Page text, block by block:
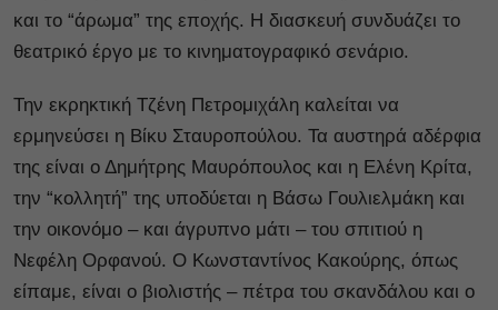
και το “άρωμα” της εποχής. Η διασκευή συνδυάζει το
θεατρικό έργο με το κινηματογραφικό σενάριο.
Την εκρηκτική Τζένη Πετρομιχάλη καλείται να
ερμηνεύσει η Βίκυ Σταυροπούλου. Τα αυστηρά αδέρφια
της είναι ο Δημήτρης Μαυρόπουλος και η Ελένη Κρίτα,
την “κολλητή” της υποδύεται η Βάσω Γουλιελμάκη και
την οικονόμο – και άγρυπνο μάτι – του σπιτιού η
Νεφέλη Ορφανού. Ο Κωνσταντίνος Κακούρης, όπως
είπαμε, είναι ο βιολιστής – πέτρα του σκανδάλου και ο